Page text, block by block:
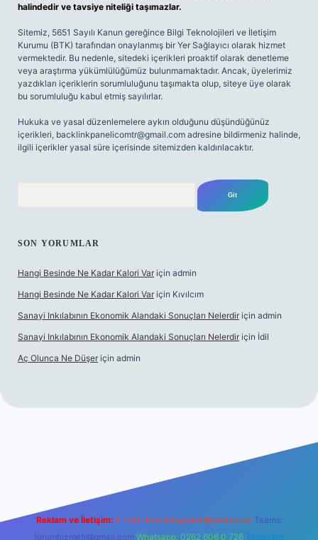
halindedir ve tavsiye niteliği taşımazlar.
Sitemiz, 5651 Sayılı Kanun gereğince Bilgi Teknolojileri ve İletişim
Kurumu (BTK) tarafından onaylanmış bir Yer Sağlayıcı olarak hizmet
vermektedir. Bu nedenle, sitedeki içerikleri proaktif olarak denetleme
veya araştırma yükümlülüğümüz bulunmamaktadır. Ancak, üyelerimiz
yazdıkları içeriklerin sorumluluğunu taşımakta olup, siteye üye olarak
bu sorumluluğu kabul etmiş sayılırlar.
Hukuka ve yasal düzenlemelere aykırı olduğunu düşündüğünüz
içerikleri, backlinkpanelicomtr@gmail.com adresine bildirmeniz halinde,
ilgili içerikler yasal süre içerisinde sitemizden kaldırılacaktır.
SON YORUMLAR
Hangi Besinde Ne Kadar Kalori Var için admin
Hangi Besinde Ne Kadar Kalori Var için Kıvılcım
Sanayi Inkılabının Ekonomik Alandaki Sonuçları Nelerdir için admin
Sanayi Inkılabının Ekonomik Alandaki Sonuçları Nelerdir için İdil
Aç Olunca Ne Düşer için admin
Reklam ve İletişim: E-mail: backlinkpaneli@gmail.com Teams:
forumhizmeti@gmail.com Whatsapp: 0262 606 0 726 Telegram: